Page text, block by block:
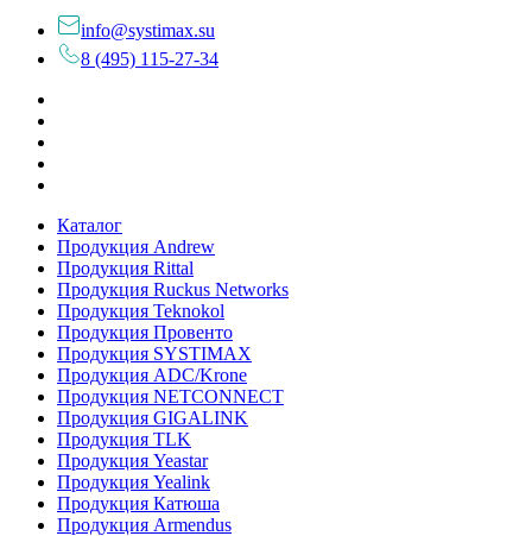
info@systimax.su
8 (495) 115-27-34
Каталог
Продукция Andrew
Продукция Rittal
Продукция Ruckus Networks
Продукция Teknokol
Продукция Провенто
Продукция SYSTIMAX
Продукция ADC/Krone
Продукция NETCONNECT
Продукция GIGALINK
Продукция TLK
Продукция Yeastar
Продукция Yealink
Продукция Катюша
Продукция Armendus